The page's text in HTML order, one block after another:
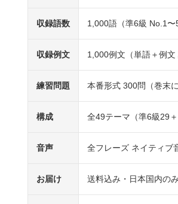
収録語数 1,000語（準6級 No.1
収録例文 1,000例文（単語＋例文
練習問題 本番形式 300問（巻末に
構成 全49テーマ（準6級29
音声 全フレーズ ネイティブ
お届け 送料込み・日本国内の